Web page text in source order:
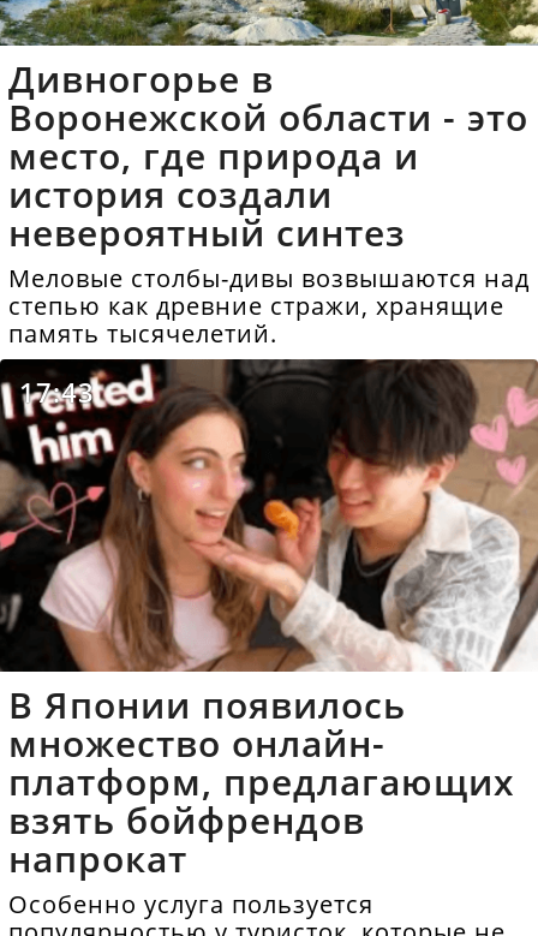
Дивногорье в
Воронежской области - это
место, где природа и
история создали
невероятный синтез
Меловые столбы-дивы возвышаются над
степью как древние стражи, хранящие
память тысячелетий.
17:43
В Японии появилось
множество онлайн-
платформ, предлагающих
взять бойфрендов
напрокат
Особенно услуга пользуется